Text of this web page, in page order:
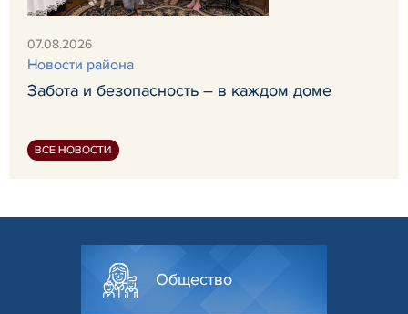
07.08.2026
Новости района
Забота и безопасность – в каждом доме
ВСЕ НОВОСТИ
Общество